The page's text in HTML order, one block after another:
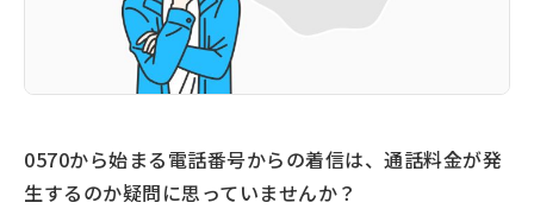
0570から始まる電話番号からの着信は、通話料金が発
生するのか疑問に思っていませんか？